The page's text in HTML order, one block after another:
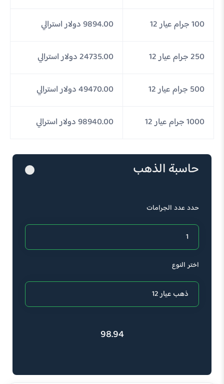
100 جرام عيار 12 9894.00 دولار استرالي
250 جرام عيار 12 24735.00 دولار استرالي
500 جرام عيار 12 49470.00 دولار استرالي
1000 جرام عيار 12 98940.00 دولار استرالي
حاسبة الذهب
حدد عدد الجرامات
اختر النوع
98.94